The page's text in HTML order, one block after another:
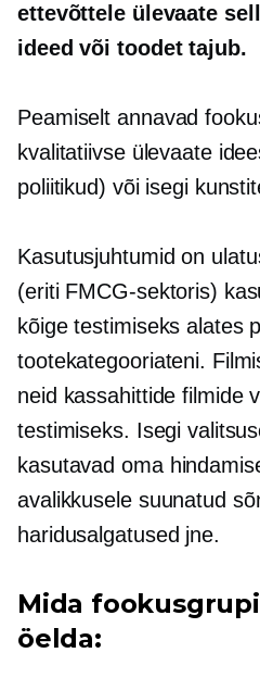
ettevõttele ülevaate
ideed või toodet tajub.
Peamiselt annavad
kvalitatiivse ülevaate
poliitikud) või isegi
Kasutusjuhtumid on
(eriti FMCG-sektoris)
kõige testimiseks alates
tootekategooriateni.
neid kassahittide filmide
testimiseks. Isegi
kasutavad oma
avalikkusele suunatud
haridusalgatused jne.
Mida
öelda: